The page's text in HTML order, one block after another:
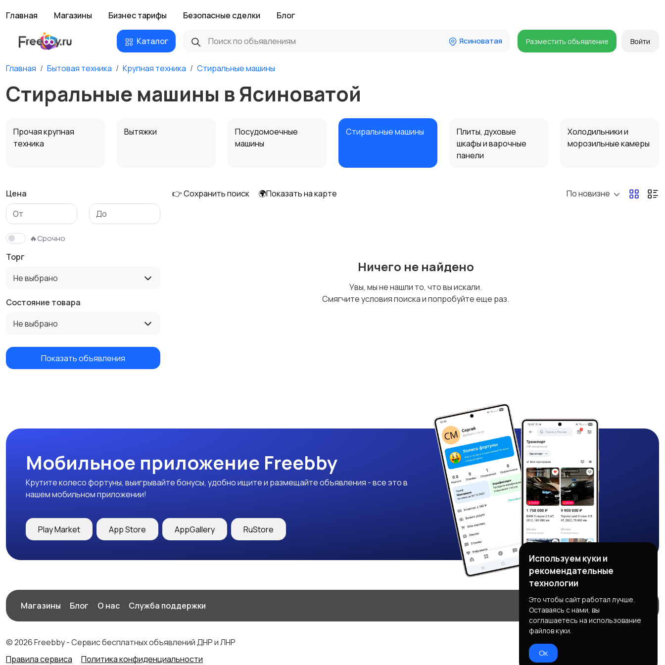
Главная Магазины Бизнес тарифы Безопасные сделки Блог
Каталог Ясиноватая Разместить объявление Войти
Главная Бытовая техника Крупная техника Стиральные машины
Стиральные машины в Ясиноватой
Прочая крупная
техника
Вытяжки
Посудомоечные
машины
Стиральные машины
Плиты, духовые
шкафы и варочные
панели
Холодильники и
морозильные камеры
Цена
🔥Срочно
Торг
Не выбрано
Состояние товара
Не выбрано
Показать объявления
👉 Сохранить поиск 🌍Показать на карте По новизне
Ничего не найдено
Увы, мы не нашли то, что вы искали.
Смягчите условия поиска и попробуйте еще раз.
Мобильное приложение Freebby
Крутите колесо фортуны, выигрывайте бонусы, удобно ищите и размещайте объявления - все это в
нашем мобильном приложении!
Play Market App Store AppGallery RuStore
Магазины Блог О нас Служба поддержки
© 2026 Freebby - Сервис бесплатных объявлений ДНР и ЛНР
Правила сервиса
Политика конфиденциальности
Используем куки и
рекомендательные
технологии
Это чтобы сайт работал лучше.
Оставаясь с нами, вы
соглашаетесь на использование
файлов куки.
Ок